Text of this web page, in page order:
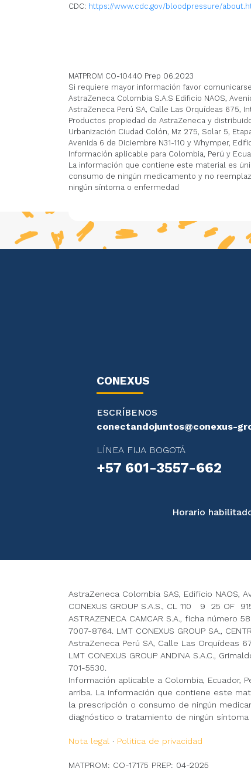
CDC: https://www.cdc.gov/bloodpressure/
MATPROM CO-10440 Prep 06.2023
Si requiere mayor información favor
AstraZeneca Colombia S.A.S Edificio NAOS,
AstraZeneca Perú SA, Calle Las Orquídeas 675,
Productos propiedad de AstraZeneca y
Urbanización Ciudad Colón, Mz 275, Solar 5,
Avenida 6 de Diciembre N31-110 y Whymper,
Información aplicable para Colombia, Perú y
La información que contiene este material es
consumo de ningún medicamento y no
ningún síntoma o enfermedad
CONEXUS
ESCRÍBENOS
conectandojuntos@conexus-
LÍNEA FIJA BOGOTÁ
+57 601-3557-662
Horario
AstraZeneca Colombia SAS, Edificio NAOS,
CONEXUS GROUP S.A.S., CL 110 9 25 OF
ASTRAZENECA CAMCAR S.A., ficha número
7007-8764. LMT CONEXUS GROUP SA.,
AstraZeneca Perú SA, Calle Las Orquídeas
LMT CONEXUS GROUP ANDINA S.A.C.,
701-5530.
Información aplicable a Colombia, Ecuador,
arriba. La información que contiene este
la prescripción o consumo de ningún
diagnóstico o tratamiento de ningún
Nota legal · Politica de privacidad
MATPROM: CO-17175 PREP: 04-2025